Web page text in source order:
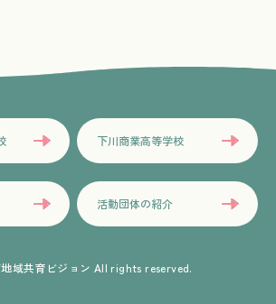
下川商業高等学校
活動団体の紹介
域共育ビジョン All rights reserved.